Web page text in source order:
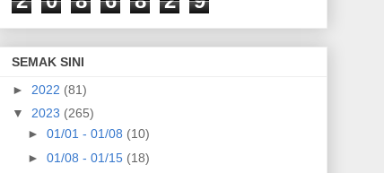
SEMAK SINI
► 2022 (81)
▼ 2023 (265)
► 01/01 - 01/08 (10)
► 01/08 - 01/15 (18)